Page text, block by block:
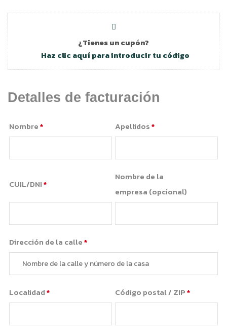
¿Tienes un cupón?
Haz clic aquí para introducir tu código
Detalles de facturación
Nombre* Apellidos*
CUIL/DNI*
Nombre de la
empresa (opcional)
Dirección de la calle*
Localidad* Código postal / ZIP*